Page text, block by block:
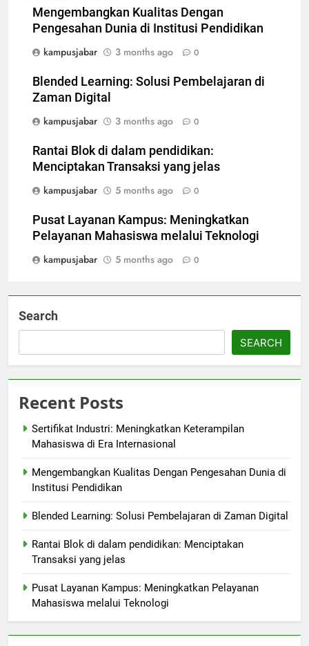
Mengembangkan Kualitas Dengan
Pengesahan Dunia di Institusi Pendidikan
kampusjabar
3 months ago 0
Blended Learning: Solusi Pembelajaran di
Zaman Digital
kampusjabar
3 months ago 0
Rantai Blok di dalam pendidikan:
Menciptakan Transaksi yang jelas
kampusjabar
5 months ago 0
Pusat Layanan Kampus: Meningkatkan
Pelayanan Mahasiswa melalui Teknologi
kampusjabar
5 months ago 0
Search
SEARCH
Recent Posts
Sertifikat Industri: Meningkatkan Keterampilan
Mahasiswa di Era Internasional
Mengembangkan Kualitas Dengan Pengesahan Dunia di
Institusi Pendidikan
Blended Learning: Solusi Pembelajaran di Zaman Digital
Rantai Blok di dalam pendidikan: Menciptakan
Transaksi yang jelas
Pusat Layanan Kampus: Meningkatkan Pelayanan
Mahasiswa melalui Teknologi